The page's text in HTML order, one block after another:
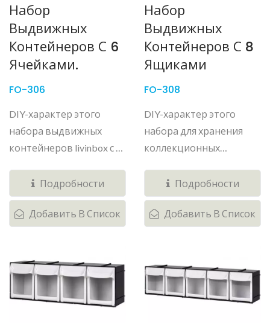
Набор
Выдвижных
Контейнеров С 6
Ячейками.
FO-306
DIY-характер этого
набора выдвижных
контейнеров livinbox с 6
Подробности
Добавить В Список
Набор
Выдвижных
Контейнеров С 8
Ящиками
FO-308
DIY-характер этого
набора для хранения
коллекционных
Подробности
Добавить В Список